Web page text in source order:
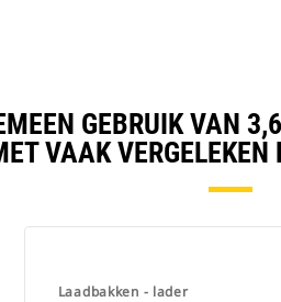
GEBRUIK VAN
VAAK VERGELEKEN
Laadbakken - lader